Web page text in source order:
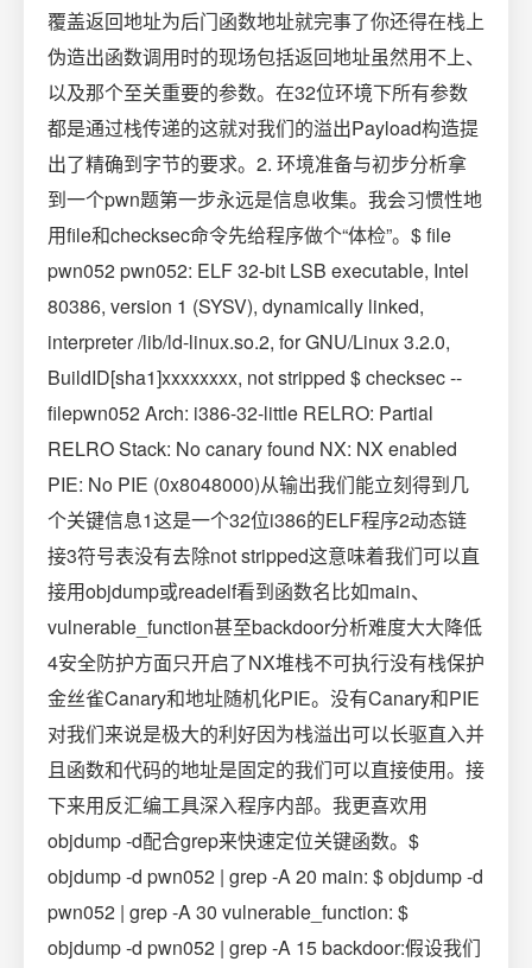
覆盖返回地址为后门函数地址就完事了你还得在栈上
伪造出函数调用时的现场包括返回地址虽然用不上、
以及那个至关重要的参数。在32位环境下所有参数
都是通过栈传递的这就对我们的溢出Payload构造提
出了精确到字节的要求。2. 环境准备与初步分析拿
到一个pwn题第一步永远是信息收集。我会习惯性地
用file和checksec命令先给程序做个“体检”。$ file
pwn052 pwn052: ELF 32-bit LSB executable, Intel
80386, version 1 (SYSV), dynamically linked,
interpreter /lib/ld-linux.so.2, for GNU/Linux 3.2.0,
BuildID[sha1]xxxxxxxx, not stripped $ checksec --
filepwn052 Arch: i386-32-little RELRO: Partial
RELRO Stack: No canary found NX: NX enabled
PIE: No PIE (0x8048000)从输出我们能立刻得到几
个关键信息1这是一个32位i386的ELF程序2动态链
接3符号表没有去除not stripped这意味着我们可以直
接用objdump或readelf看到函数名比如main、
vulnerable_function甚至backdoor分析难度大大降低
4安全防护方面只开启了NX堆栈不可执行没有栈保护
金丝雀Canary和地址随机化PIE。没有Canary和PIE
对我们来说是极大的利好因为栈溢出可以长驱直入并
且函数和代码的地址是固定的我们可以直接使用。接
下来用反汇编工具深入程序内部。我更喜欢用
objdump -d配合grep来快速定位关键函数。$
objdump -d pwn052 | grep -A 20 main: $ objdump -d
pwn052 | grep -A 30 vulnerable_function: $
objdump -d pwn052 | grep -A 15 backdoor:假设我们